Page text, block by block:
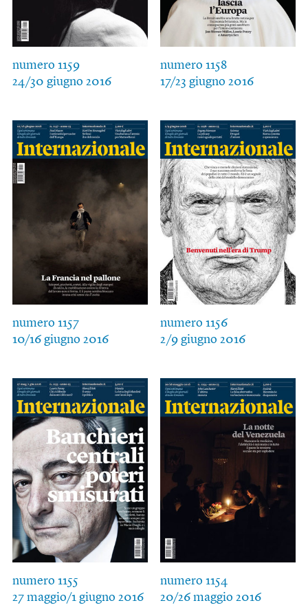
numero 1159
24/30 giugno 2016
numero 1158
17/23 giugno 2016
numero 1157
10/16 giugno 2016
numero 1156
2/9 giugno 2016
numero 1155
27 maggio/1 giugno 2016
numero 1154
20/26 maggio 2016